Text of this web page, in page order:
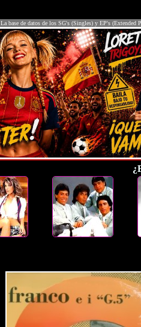
La base de datos de los SG's (Singles) y EP's (Extended